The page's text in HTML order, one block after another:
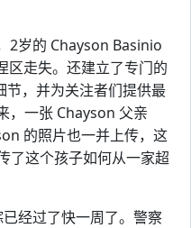
2岁的 Chayson Basinio
区走失。还建立了专门的
，并为关注者们提供最
，一张 Chayson 父亲
的照片也一并上传，这
了这个孩子如何从一家超
经过了快一周了。警察